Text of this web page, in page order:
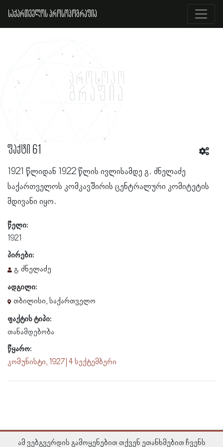
საქართველოს პროსოპოგრაფია
ფაქტი 61
1921 წლიდან 1922 წლის ივლისამდე გ. ძნელაძე
საქართველოს კომკავშირის ცენტრალური კომიტეტის
მდივანი იყო.
წელი:
1921
პირები:
გ. ძნელაძე
ადგილი:
თბილისი, საქართველო
ფაქტის ტიპი:
თანამდებობა
წყარო:
კომუნისტი, 1927 | 4 სექტემბერი
ამ ვებგვერდის გამოყენებით თქვენ ეთანხმებით ჩვენს